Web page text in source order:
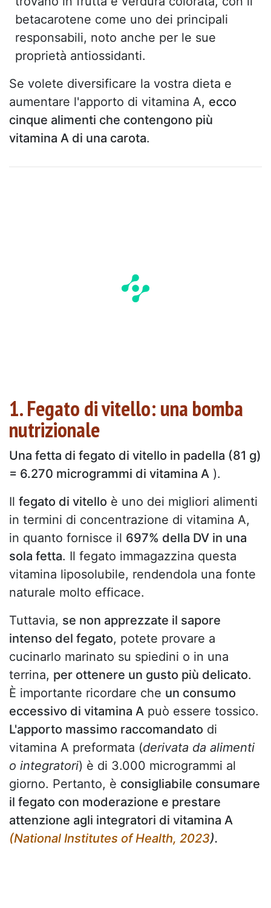
betacarotene come uno dei principali
responsabili, noto anche per le sue
proprietà antiossidanti.
Se volete diversificare la vostra dieta e
aumentare l'apporto di vitamina A, ecco
cinque alimenti che contengono più
vitamina A di una carota.
1. Fegato di vitello: una bomba
nutrizionale
Una fetta di fegato di vitello in padella (81 g)
= 6.270 microgrammi di vitamina A ).
Il fegato di vitello è uno dei migliori alimenti
in termini di concentrazione di vitamina A,
in quanto fornisce il 697% della DV in una
sola fetta. Il fegato immagazzina questa
vitamina liposolubile, rendendola una fonte
naturale molto efficace.
Tuttavia, se non apprezzate il sapore
intenso del fegato, potete provare a
cucinarlo marinato su spiedini o in una
terrina, per ottenere un gusto più delicato.
È importante ricordare che un consumo
eccessivo di vitamina A può essere tossico.
L'apporto massimo raccomandato di
vitamina A preformata (derivata da alimenti
o integratori) è di 3.000 microgrammi al
giorno. Pertanto, è consigliabile consumare
il fegato con moderazione e prestare
attenzione agli integratori di vitamina A
(National Institutes of Health, 2023).